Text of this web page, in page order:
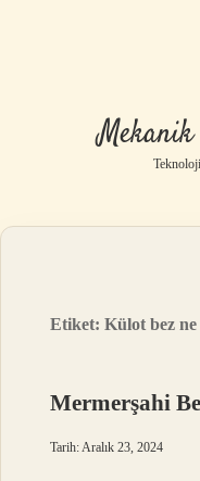
Etiket:Külot bez
Mermerşahi
Tarih: Aralık 23, 2024